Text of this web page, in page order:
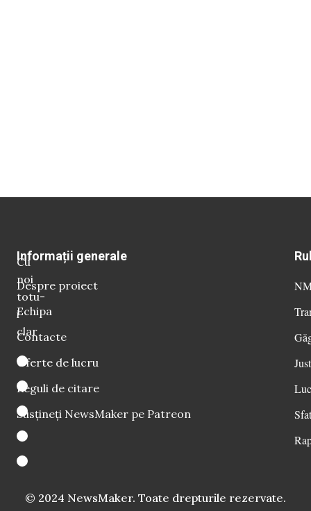
Cu
noi
totu-
i
clar
Informații generale
Despre proiect
Echipa
Contacte
Oferte de lucru
Reguli de citare
Susțineți NewsMaker pe Patreon
© 2024 NewsMaker. Toate drepturile rezervate.